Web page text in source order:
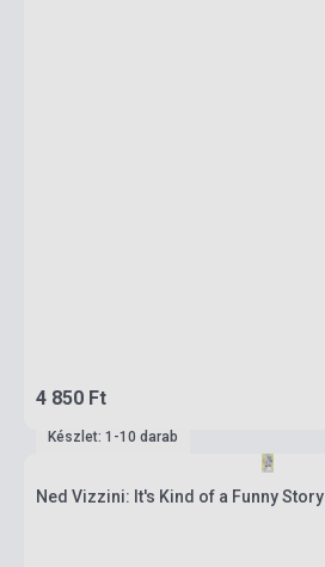
4 850 Ft
Készlet: 1-10 darab
Ned Vizzini: It's Kind of a Funny Story